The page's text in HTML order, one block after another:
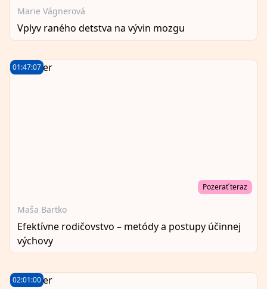
Marie Vágnerová
Vplyv raného detstva na vývin mozgu
01:47:07
Pozerať teraz
Maša Bartko
Efektívne rodičovstvo – metódy a postupy účinnej
výchovy
02:01:00